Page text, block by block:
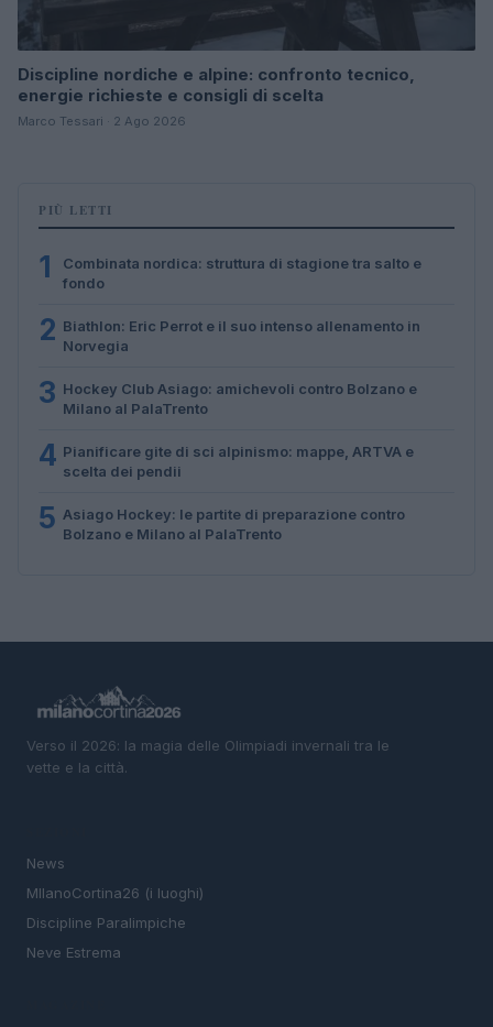
Discipline nordiche e alpine: confronto tecnico,
energie richieste e consigli di scelta
Marco Tessari · 2 Ago 2026
PIÙ LETTI
1
Combinata nordica: struttura di stagione tra salto e
fondo
2 Biathlon: Eric Perrot e il suo intenso allenamento in
Norvegia
3 Hockey Club Asiago: amichevoli contro Bolzano e
Milano al PalaTrento
4 Pianificare gite di sci alpinismo: mappe, ARTVA e
scelta dei pendii
5 Asiago Hockey: le partite di preparazione contro
Bolzano e Milano al PalaTrento
Verso il 2026: la magia delle Olimpiadi invernali tra le
vette e la città.
News
MIlanoCortina26 (i luoghi)
Discipline Paralimpiche
Neve Estrema